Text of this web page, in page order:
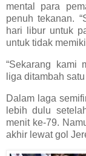
mental para
penuh tekanan.
hari libur untuk
untuk tidak
“Sekarang kami
liga ditambah
Dalam laga
lebih dulu
menit ke-79.
akhir lewat gol